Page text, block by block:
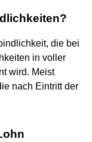
die bei
in voller
wird. Meist
nach Eintritt der